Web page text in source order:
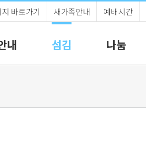
바로가기 새가족안내 예배시간
내 섬김 나눔